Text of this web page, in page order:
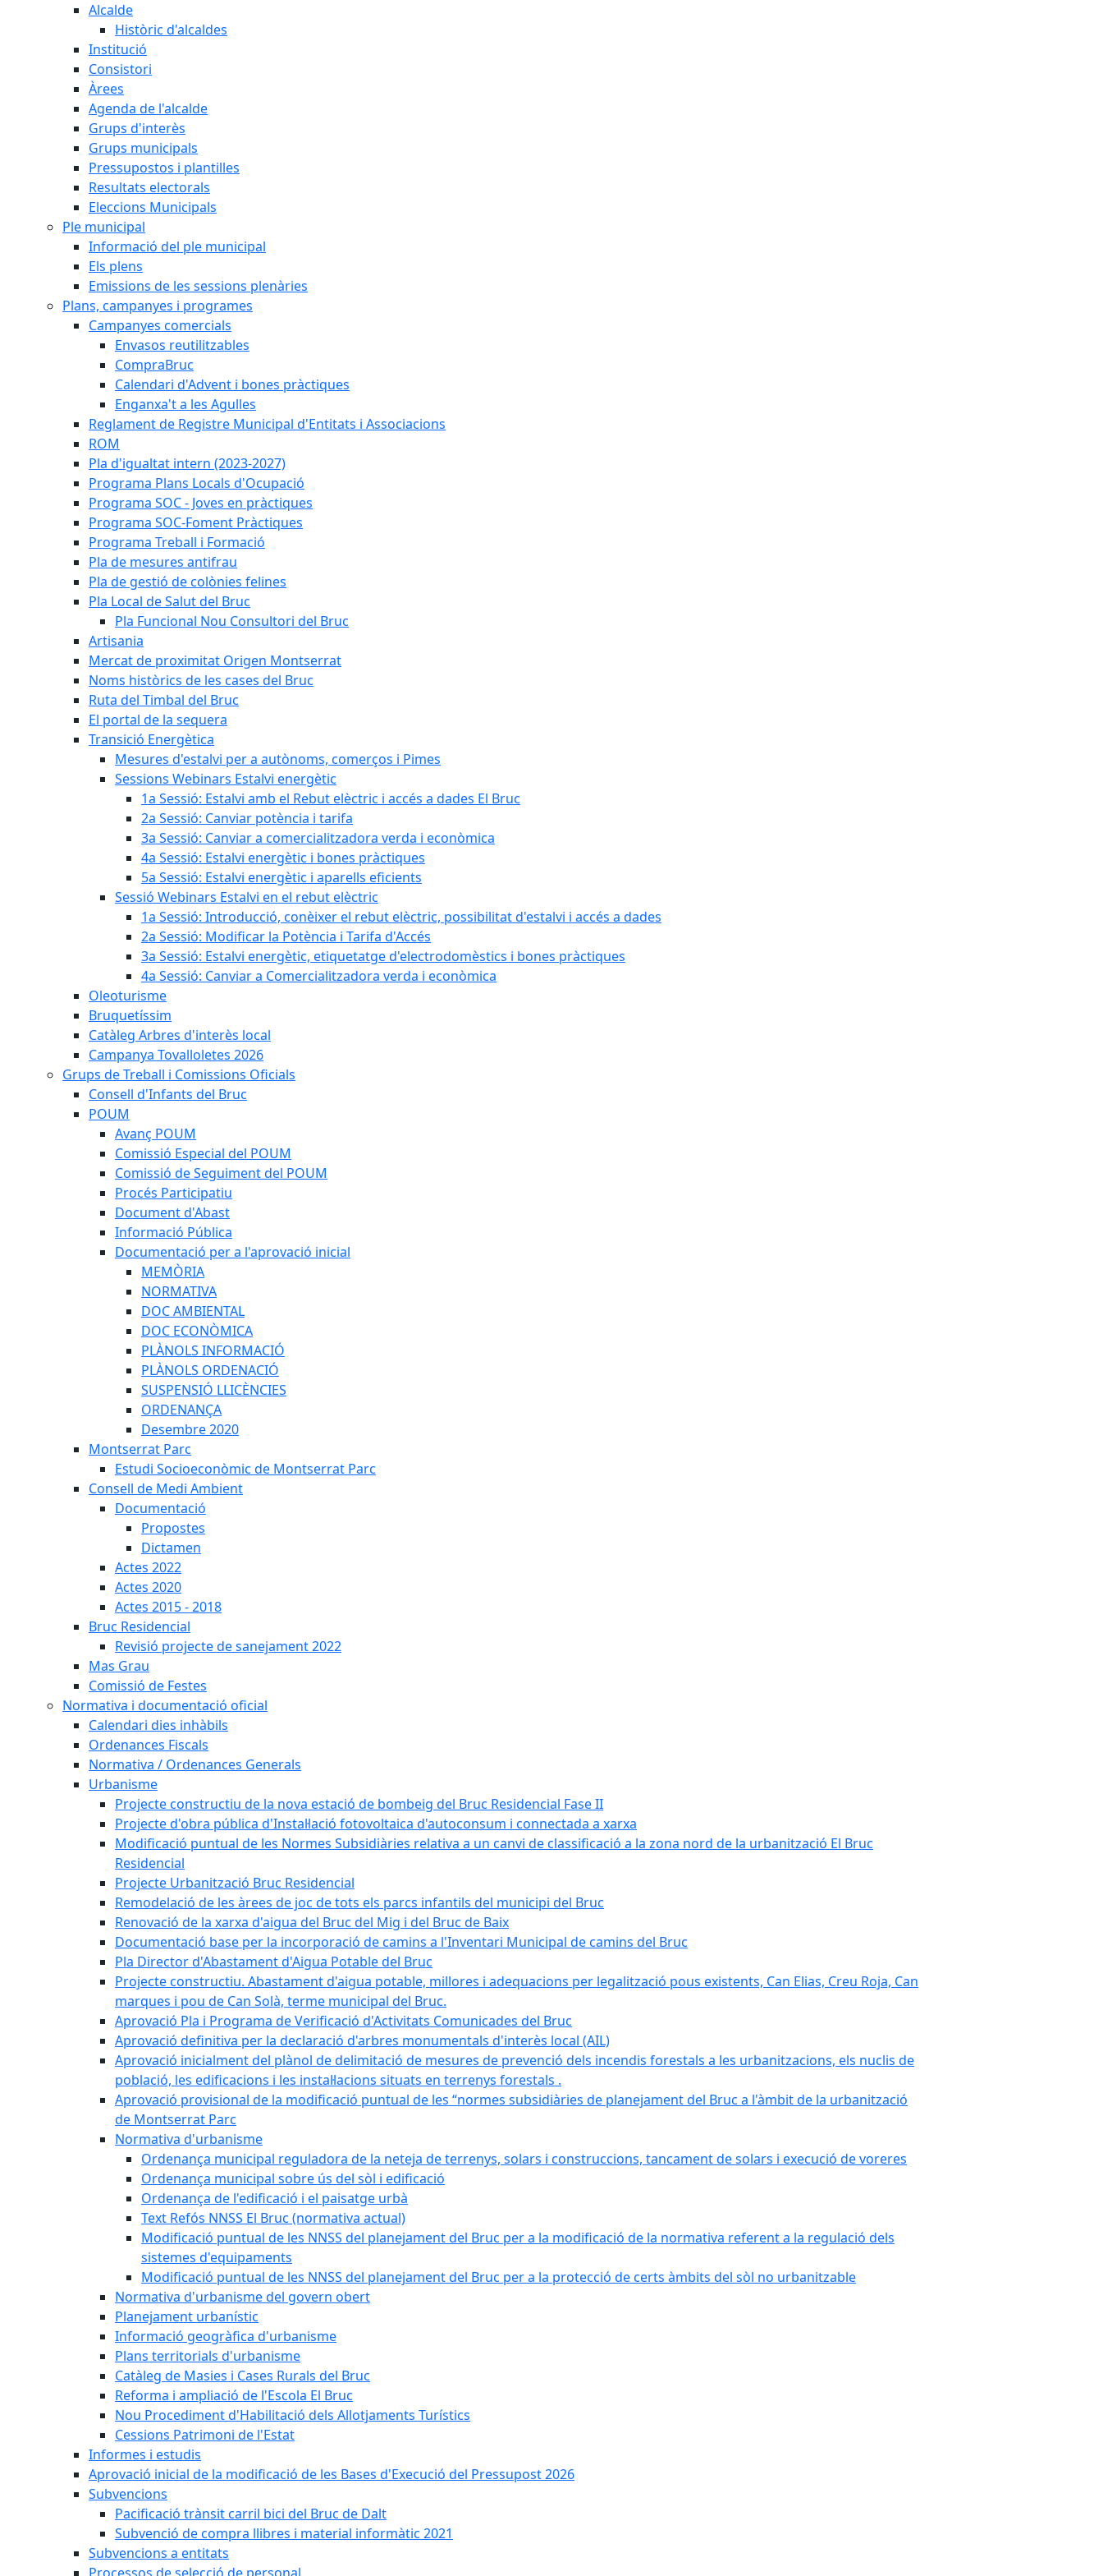
Alcalde
Històric d'alcaldes
Institució
Consistori
Àrees
Agenda de l'alcalde
Grups d'interès
Grups municipals
Pressupostos i plantilles
Resultats electorals
Eleccions Municipals
Ple municipal
Informació del ple municipal
Els plens
Emissions de les sessions plenàries
Plans, campanyes i programes
Campanyes comercials
Envasos reutilitzables
CompraBruc
Calendari d'Advent i bones pràctiques
Enganxa't a les Agulles
Reglament de Registre Municipal d'Entitats i Associacions
ROM
Pla d'igualtat intern (2023-2027)
Programa Plans Locals d'Ocupació
Programa SOC - Joves en pràctiques
Programa SOC-Foment Pràctiques
Programa Treball i Formació
Pla de mesures antifrau
Pla de gestió de colònies felines
Pla Local de Salut del Bruc
Pla Funcional Nou Consultori del Bruc
Artisania
Mercat de proximitat Origen Montserrat
Noms històrics de les cases del Bruc
Ruta del Timbal del Bruc
El portal de la sequera
Transició Energètica
Mesures d'estalvi per a autònoms, comerços i Pimes
Sessions Webinars Estalvi energètic
1a Sessió: Estalvi amb el Rebut elèctric i accés a dades El Bruc
2a Sessió: Canviar potència i tarifa
3a Sessió: Canviar a comercialitzadora verda i econòmica
4a Sessió: Estalvi energètic i bones pràctiques
5a Sessió: Estalvi energètic i aparells eficients
Sessió Webinars Estalvi en el rebut elèctric
1a Sessió: Introducció, conèixer el rebut elèctric, possibilitat d'estalvi i accés a dades
2a Sessió: Modificar la Potència i Tarifa d'Accés
3a Sessió: Estalvi energètic, etiquetatge d'electrodomèstics i bones pràctiques
4a Sessió: Canviar a Comercialitzadora verda i econòmica
Oleoturisme
Bruquetíssim
Catàleg Arbres d'interès local
Campanya Tovalloletes 2026
Grups de Treball i Comissions Oficials
Consell d'Infants del Bruc
POUM
Avanç POUM
Comissió Especial del POUM
Comissió de Seguiment del POUM
Procés Participatiu
Document d'Abast
Informació Pública
Documentació per a l'aprovació inicial
MEMÒRIA
NORMATIVA
DOC AMBIENTAL
DOC ECONÒMICA
PLÀNOLS INFORMACIÓ
PLÀNOLS ORDENACIÓ
SUSPENSIÓ LLICÈNCIES
ORDENANÇA
Desembre 2020
Montserrat Parc
Estudi Socioeconòmic de Montserrat Parc
Consell de Medi Ambient
Documentació
Propostes
Dictamen
Actes 2022
Actes 2020
Actes 2015 - 2018
Bruc Residencial
Revisió projecte de sanejament 2022
Mas Grau
Comissió de Festes
Normativa i documentació oficial
Calendari dies inhàbils
Ordenances Fiscals
Normativa / Ordenances Generals
Urbanisme
Projecte constructiu de la nova estació de bombeig del Bruc Residencial Fase II
Projecte d'obra pública d'Instal·lació fotovoltaica d'autoconsum i connectada a xarxa
Modificació puntual de les Normes Subsidiàries relativa a un canvi de classificació a la zona nord de la urbanització El Bruc
Residencial
Projecte Urbanització Bruc Residencial
Remodelació de les àrees de joc de tots els parcs infantils del municipi del Bruc
Renovació de la xarxa d'aigua del Bruc del Mig i del Bruc de Baix
Documentació base per la incorporació de camins a l'Inventari Municipal de camins del Bruc
Pla Director d'Abastament d'Aigua Potable del Bruc
Projecte constructiu. Abastament d'aigua potable, millores i adequacions per legalització pous existents, Can Elias, Creu Roja, Can
marques i pou de Can Solà, terme municipal del Bruc.
Aprovació Pla i Programa de Verificació d'Activitats Comunicades del Bruc
Aprovació definitiva per la declaració d'arbres monumentals d'interès local (AIL)
Aprovació inicialment del plànol de delimitació de mesures de prevenció dels incendis forestals a les urbanitzacions, els nuclis de
població, les edificacions i les instal·lacions situats en terrenys forestals .
Aprovació provisional de la modificació puntual de les “normes subsidiàries de planejament del Bruc a l'àmbit de la urbanització
de Montserrat Parc
Normativa d'urbanisme
Ordenança municipal reguladora de la neteja de terrenys, solars i construccions, tancament de solars i execució de voreres
Ordenança municipal sobre ús del sòl i edificació
Ordenança de l'edificació i el paisatge urbà
Text Refós NNSS El Bruc (normativa actual)
Modificació puntual de les NNSS del planejament del Bruc per a la modificació de la normativa referent a la regulació dels
sistemes d'equipaments
Modificació puntual de les NNSS del planejament del Bruc per a la protecció de certs àmbits del sòl no urbanitzable
Normativa d'urbanisme del govern obert
Planejament urbanístic
Informació geogràfica d'urbanisme
Plans territorials d'urbanisme
Catàleg de Masies i Cases Rurals del Bruc
Reforma i ampliació de l'Escola El Bruc
Nou Procediment d'Habilitació dels Allotjaments Turístics
Cessions Patrimoni de l'Estat
Informes i estudis
Aprovació inicial de la modificació de les Bases d'Execució del Pressupost 2026
Subvencions
Pacificació trànsit carril bici del Bruc de Dalt
Subvenció de compra llibres i material informàtic 2021
Subvencions a entitats